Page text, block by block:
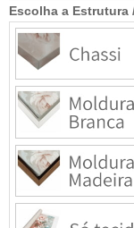
Escolha a Estrutura